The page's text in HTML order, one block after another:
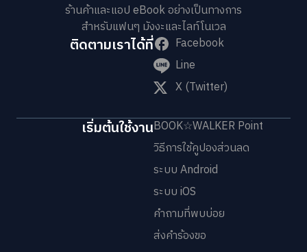
ร้านค้าและแอป eBook อย่างเป็นทางการ
สำหรับแฟนๆ มังงะและไลท์โนเวล
ติดตามเราได้ที่
Facebook
Line
X (Twitter)
เริ่มต้นใช้งานBOOK☆WALKER Point
วิธีการใช้คูปองส่วนลด
ระบบ Android
ระบบ iOS
คำถามที่พบบ่อย
ส่งคำร้องขอ